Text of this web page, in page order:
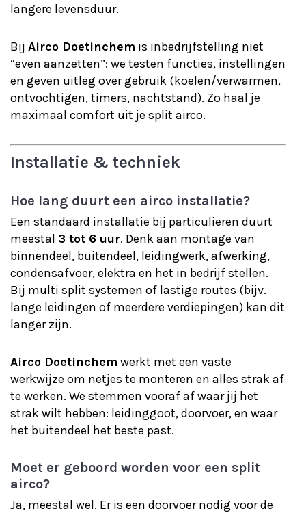
langere levensduur.
Bij Airco Doetinchem is inbedrijfstelling niet
“even aanzetten”: we testen functies, instellingen
en geven uitleg over gebruik (koelen/verwarmen,
ontvochtigen, timers, nachtstand). Zo haal je
maximaal comfort uit je split airco.
Installatie & techniek
Hoe lang duurt een airco installatie?
Een standaard installatie bij particulieren duurt
meestal 3 tot 6 uur. Denk aan montage van
binnendeel, buitendeel, leidingwerk, afwerking,
condensafvoer, elektra en het in bedrijf stellen.
Bij multi split systemen of lastige routes (bijv.
lange leidingen of meerdere verdiepingen) kan dit
langer zijn.
Airco Doetinchem werkt met een vaste
werkwijze om netjes te monteren en alles strak af
te werken. We stemmen vooraf af waar jij het
strak wilt hebben: leidinggoot, doorvoer, en waar
het buitendeel het beste past.
Moet er geboord worden voor een split
airco?
Ja, meestal wel. Er is een doorvoer nodig voor de